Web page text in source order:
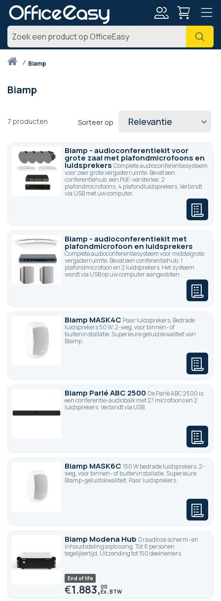
Zoek
Thuisbiamp
Biamp
7 producten Sorteer op
Biamp - audioconferentiekit voor
grote zaal met plafondmicrofoons en
luidsprekers Complete audioconferentiesysteem
voor zeer grote vergaderruimte. Bevat een
conferentiehub, een PoE-versterker, 2
plafondmicrofoons, 4 plafondluidsprekers. Verbindt
via USB met uw computer.
Biamp - audioconferentiekit met
plafondmicrofoon en luidsprekers
Complete audioconferentiesysteem voor middelgrote
vergaderruimte. Bevat een conferentiehub, 1
plafondmicrofoon en 2 luidsprekers. Het systeem
wordt via USB op uw computer aangesloten.
Biamp MASK4C Paar luidsprekers. Bedrade
luidsprekers 50 W, 2-weg, voor binnen- of
buiteninstallatie. Superieure geluidskwaliteit van
Biamp.
Biamp Parlé ABC 2500 De Parlé ABC 2500 is
een conferentie-audiobalk met 27 microfoons en 2
luidsprekers. Verbindt via USB.
Biamp MASK6C 150 W bedrade luidsprekers, 2-
weg, voor binnen- of buiteninstallatie. Superieure
Biamp-geluidskwaliteit. Paar luidsprekers.
Biamp Modena Hub Draadloze scherm- en
inhoudsdelingsoplossing. Tot 6 personen
tegelijkertijd. Uitzending tot 150 deelnemers.
End of life
€1.883,00